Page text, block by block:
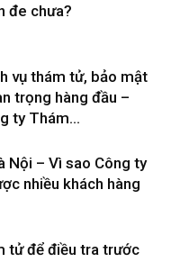
đe chưa?
vụ thám tử, bảo mật
trọng hàng đầu –
ty Thám...
Nội – Vì sao Công ty
nhiều khách hàng
tử để điều tra trước